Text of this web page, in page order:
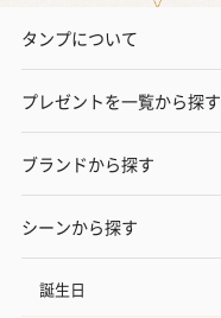
タンプについて
プレゼントを一覧から探す
ブランドから探す
シーンから探す
誕生日